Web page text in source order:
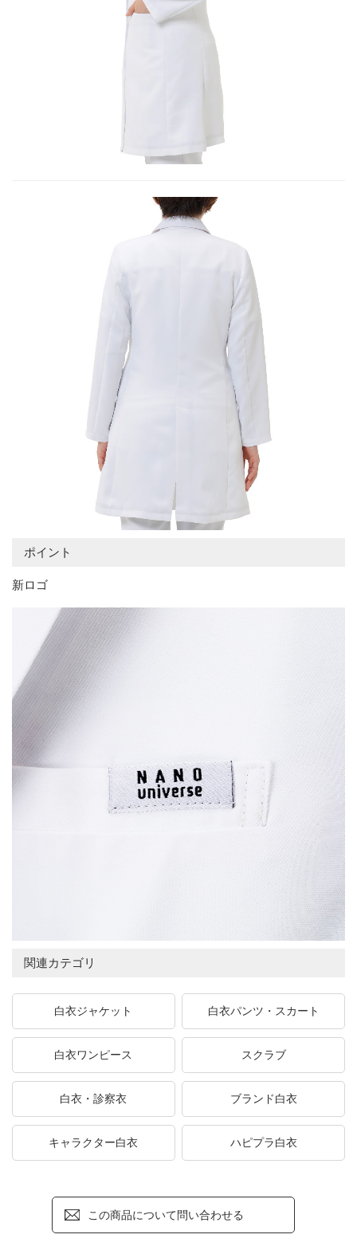
ポイント
新ロゴ
関連カテゴリ
白衣ジャケット 白衣パンツ・スカート
白衣ワンピース スクラブ
白衣・診察衣 ブランド白衣
キャラクター白衣 ハピプラ白衣
この商品について問い合わせる